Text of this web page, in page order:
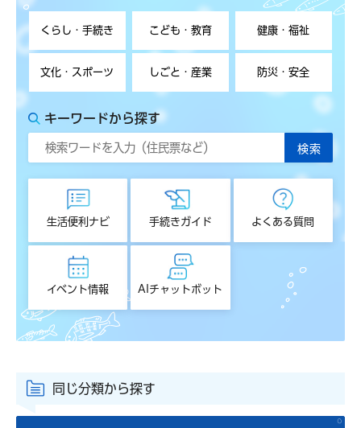
くらし・手続き こども・教育 健康・福祉
文化・スポーツ しごと・産業 防災・安全
キーワードから探す
生活便利ナビ 手続きガイド よくある質問
イベント情報 AIチャットボット
同じ分類から探す